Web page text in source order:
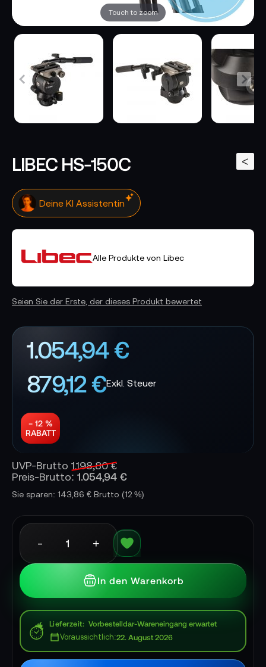
Touch to zoom
<
LIBEC HS-150C
Deine KI Assistentin
Alle Produkte von Libec
Seien Sie der Erste, der dieses Produkt bewertet
1.054,94 €
879,12 €
− 12 %
RABATT
UVP-Brutto 1.198,80 €
Preis-Brutto: 1.054,94 €
Sie sparen: 143,86 € Brutto (12 %)
- +
In den Warenkorb
Lieferzeit Vorbestelldar-Wareneingang erwartet
Voraussichtlich:22. August 2026